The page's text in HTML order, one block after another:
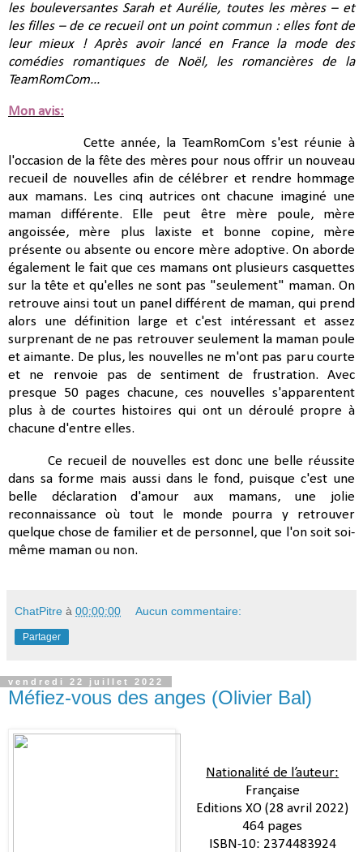
les bouleversantes Sarah et Aurélie, toutes les mères – et
les filles – de ce recueil ont un point commun : elles font de
leur mieux ! Après avoir lancé en France la mode des
comédies romantiques de Noël, les romancières de la
TeamRomCom...
Mon avis:
Cette année, la TeamRomCom s'est réunie à
l'occasion de la fête des mères pour nous offrir un nouveau
recueil de nouvelles afin de célébrer et rendre hommage
aux mamans. Les cinq autrices ont chacune imaginé une
maman différente. Elle peut être mère poule, mère
angoissée, mère plus laxiste et bonne copine, mère
présente ou absente ou encore mère adoptive. On aborde
également le fait que ces mamans ont plusieurs casquettes
sur la tête et qu'elles ne sont pas "seulement" maman. On
retrouve ainsi tout un panel différent de maman, qui prend
alors une définition large et c'est intéressant et assez
surprenant de ne pas retrouver seulement la maman poule
et aimante. De plus, les nouvelles ne m'ont pas paru courte
et ne renvoie pas de sentiment de frustration. Avec
presque 50 pages chacune, ces nouvelles s'apparentent
plus à de courtes histoires qui ont un déroulé propre à
chacune d'entre elles.
Ce recueil de nouvelles est donc une belle réussite
dans sa forme mais aussi dans le fond, puisque c'est une
belle déclaration d'amour aux mamans, une jolie
reconnaissance où tout le monde pourra y retrouver
quelque chose de familier et de personnel, que l'on soit soi-
même maman ou non.
ChatPitre à 00:00:00 Aucun commentaire:
Partager
vendredi 22 juillet 2022
Méfiez-vous des anges (Olivier Bal)
Nationalité de l’auteur:
Française
Editions XO (28 avril 2022)
464 pages
ISBN-10:‎ 2374483924